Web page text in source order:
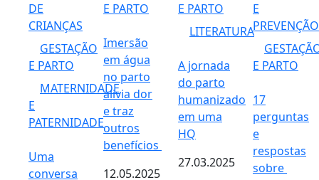
DE
CRIANÇAS
GESTAÇÃO
E PARTO
MATERNIDADE
E
PATERNIDADE
Uma
conversa
E PARTO
Imersão
em água
no parto
alivia dor
e traz
outros
benefícios
12.05.2025
E PARTO
LITERATURA
A jornada
do parto
humanizado
em uma
HQ
27.03.2025
E
PREVENÇÃO
E PARTO
17
perguntas
e
respostas
sobre ​​